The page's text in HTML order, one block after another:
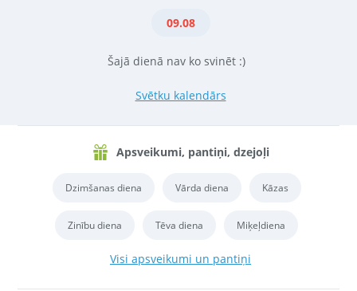
09.08
Šajā dienā nav ko svinēt :)
Svētku kalendārs
Apsveikumi, pantiņi, dzejoļi
Dzimšanas diena Vārda diena Kāzas
Zinību diena Tēva diena Miķeļdiena
Visi apsveikumi un pantiņi